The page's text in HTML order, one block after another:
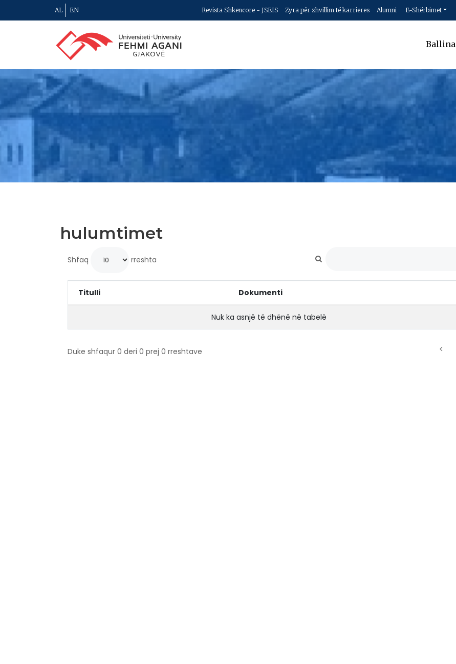
AL EN Revista Shkencore - JSEIS Zyra për zhvillim të karrieres Alumni E-Shërbimet
Ballina
hulumtimet
Shfaq rreshta
Titulli Dokumenti
Nuk ka asnjë të dhënë në tabelë
Duke shfaqur 0 deri 0 prej 0 rreshtave